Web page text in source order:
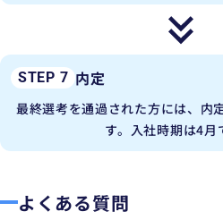
STEP 7 内定
最終選考を通過された方には、内
す。入社時期は4月
よくある質問